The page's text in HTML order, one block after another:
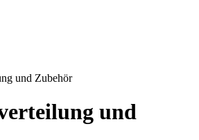
und Zubehör
und